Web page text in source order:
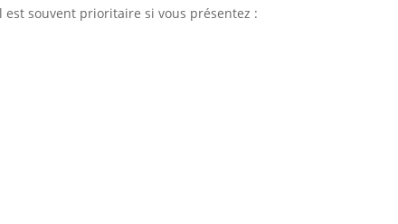
souvent prioritaire si vous présentez :